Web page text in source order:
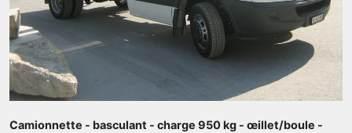
Camionnette - basculant - charge 950 kg - œillet/boule -